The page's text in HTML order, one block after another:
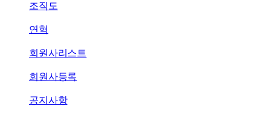
조직도
연혁
회원사리스트
회원사등록
공지사항